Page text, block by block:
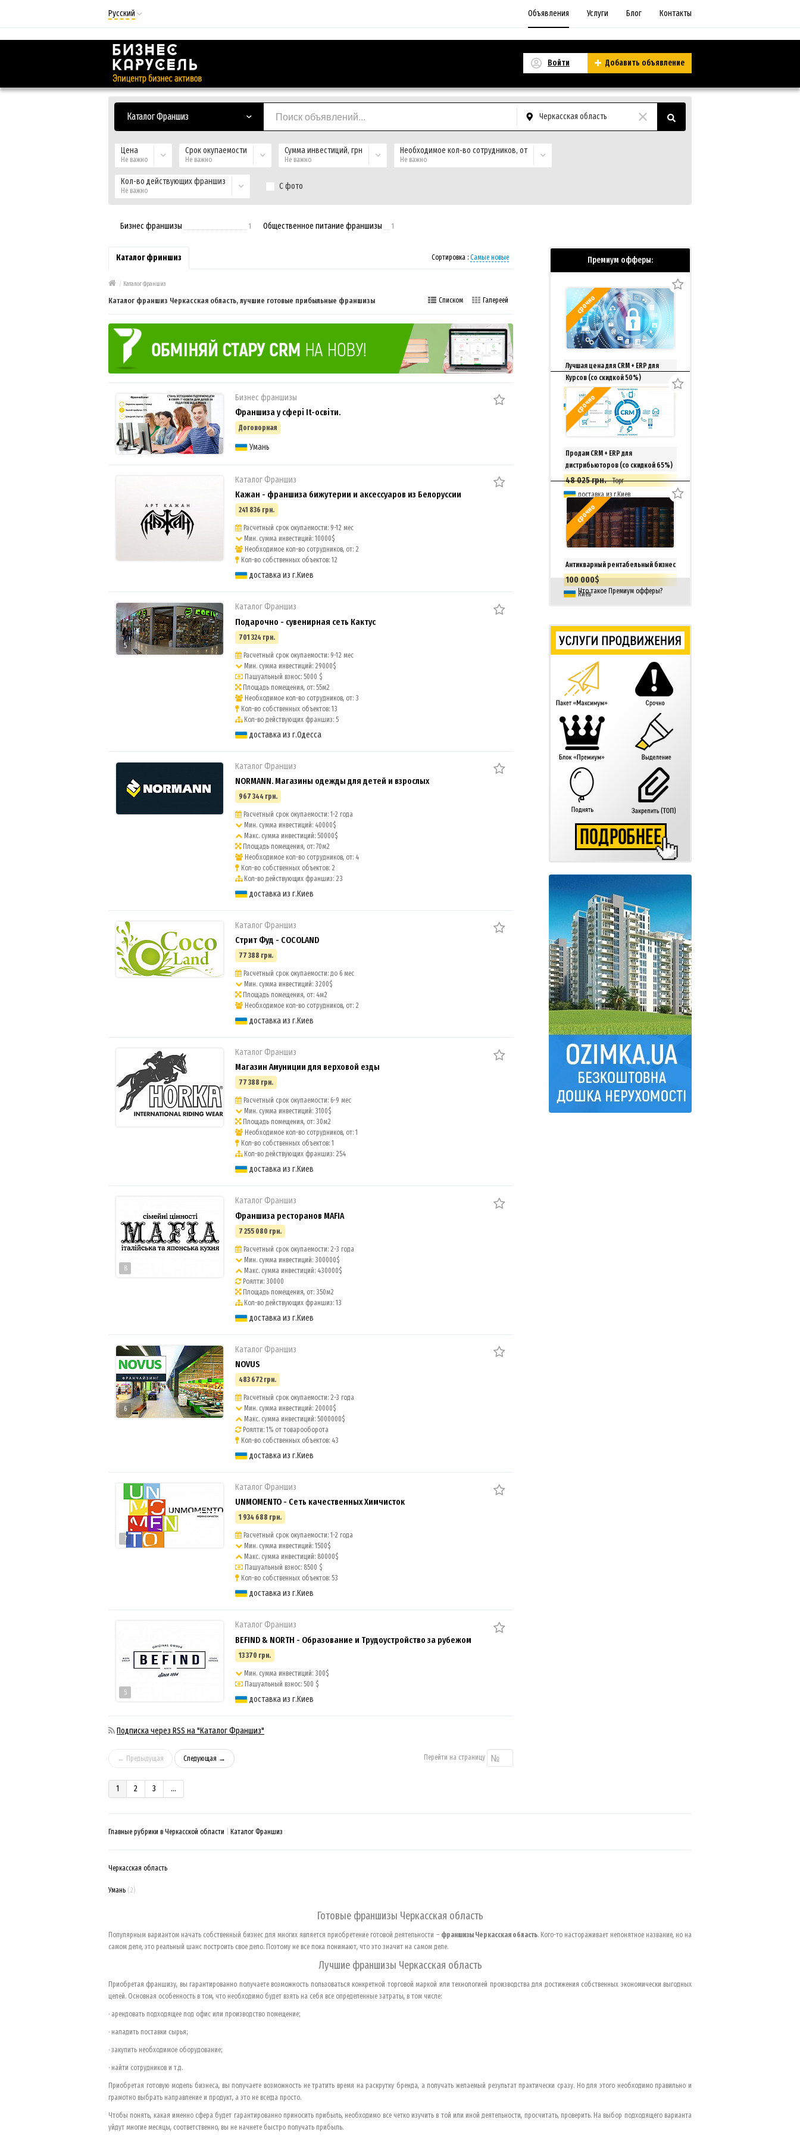
Русский
Русский
Українська
Объявления Услуги Блог Контакты
Войти Добавить объявление
Каталог Франшиз Черкасская область
Цена
Не важно
Срок окупаемости
Не важно
Сумма инвестиций, грн
Не важно
Необходимое кол-во сотрудников, от
Не важно
Кол-во действующих франшиз
Не важно С фото
Бизнес франшизы 1 Общественное питание франшизы 1
Каталог фриншиз Сортировка : Самые новые
/ Каталог Франшиз
Каталог франшиз Черкасская область, лучшие готовые прибыльные франшизы Списком Галереей
5
Бизнес франшизы
Франшиза у сфері It-освіти.
Договорная
Умань
Каталог Франшиз
Кажан - франшиза бижутерии и аксессуаров из Белоруссии
241 836 грн.
Расчетный срок окупаемости: 9-12 мес
Мин. сумма инвестиций: 10000$
Необходимое кол-во сотрудников, от: 2
Кол-во собственных объектов: 12
доставка из г.Киев
5
Каталог Франшиз
Подарочно - сувенирная сеть Кактус
701 324 грн.
Расчетный срок окупаемости: 9-12 мес
Мин. сумма инвестиций: 29000$
Пашуальный взнос: 5000 $
Площадь помещения, от: 55м2
Необходимое кол-во сотрудников, от: 3
Кол-во собственных объектов: 13
Кол-во действующих франшиз: 5
доставка из г.Одесса
Каталог Франшиз
NORMANN. Магазины одежды для детей и взрослых
967 344 грн.
Расчетный срок окупаемости: 1-2 года
Мин. сумма инвестиций: 40000$
Макс. сумма инвестиций: 50000$
Площадь помещения, от: 70м2
Необходимое кол-во сотрудников, от: 4
Кол-во собственных объектов: 2
Кол-во действующих франшиз: 23
доставка из г.Киев
Каталог Франшиз
Стрит Фуд - COCOLAND
77 388 грн.
Расчетный срок окупаемости: до 6 мес
Мин. сумма инвестиций: 3200$
Площадь помещения, от: 4м2
Необходимое кол-во сотрудников, от: 2
доставка из г.Киев
Каталог Франшиз
Магазин Амуниции для верховой езды
77 388 грн.
Расчетный срок окупаемости: 6-9 мес
Мин. сумма инвестиций: 3100$
Площадь помещения, от: 30м2
Необходимое кол-во сотрудников, от: 1
Кол-во собственных объектов: 1
Кол-во действующих франшиз: 254
доставка из г.Киев
8
Каталог Франшиз
Франшиза ресторанов MAFIA
7 255 080 грн.
Расчетный срок окупаемости: 2-3 года
Мин. сумма инвестиций: 300000$
Макс. сумма инвестиций: 430000$
Роялти: 30000
Площадь помещения, от: 350м2
Кол-во действующих франшиз: 13
доставка из г.Киев
6
Каталог Франшиз
NOVUS
483 672 грн.
Расчетный срок окупаемости: 2-3 года
Мин. сумма инвестиций: 20000$
Макс. сумма инвестиций: 5000000$
Роялти: 1% от товарооборота
Кол-во собственных объектов: 43
доставка из г.Киев
7
Каталог Франшиз
UNMOMENTO - Сеть качественных Химчисток
1 934 688 грн.
Расчетный срок окупаемости: 1-2 года
Мин. сумма инвестиций: 1500$
Макс. сумма инвестиций: 80000$
Пашуальный взнос: 8500 $
Кол-во собственных объектов: 53
доставка из г.Киев
5
Каталог Франшиз
BEFIND & NORTH - Образование и Трудоустройство за рубежом
13 370 грн.
Мин. сумма инвестиций: 300$
Пашуальный взнос: 500 $
доставка из г.Киев
Подписка через RSS на "Каталог Франшиз"
← Предыдущая Следующая → Перейти на страницу
1 2 3 ...
Премиум офферы:
срочно
Лучшая цена для CRM + ERP для
Курсов (со скидкой 50%)
33 150 грн.
Торг
доставка из г.Киев
срочно
Продам CRM + ERP для
дистрибьюторов (со скидкой 65%)
48 025 грн.
Торг
доставка из г.Киев
срочно
Антикварный рентабельный бизнес
100 000$
Киев
Что такое Премиум офферы?
Главные рубрики в Черкасской области Каталог Франшиз
Черкасская область
Умань (2)
Готовые франшизы Черкасская область
Популярным вариантом начать собственный бизнес для многих является приобретение готовой деятельности – франшизы Черкасская область. Кого-то настораживает непонятное название, но на
самом деле, это реальный шанс построить свое дело. Поэтому не все пока понимают, что это значит на самом деле.
Лучшие франшизы Черкасская область
Приобретая франшизу, вы гарантированно получаете возможность пользоваться конкретной торговой маркой или технологией производства для достижения собственных экономически выгодных
целей. Основная особенность в том, что необходимо будет взять на себя все определенные затраты, в том числе:
· арендовать подходящее под офис или производство помещение;
· наладить поставки сырья;
· закупить необходимое оборудование;
· найти сотрудников и т.д.
Приобретая готовую модель бизнеса, вы получаете возможность не тратить время на раскрутку бренда, а получать желаемый результат практически сразу. Но для этого необходимо правильно и
грамотно выбрать направление и продукт, а это не всегда просто.
Чтобы понять, какая именно сфера будет гарантированно приносить прибыль, необходимо все четко изучить в той или иной деятельности, просчитать, проверить. На выбор подходящего варианта
уйдут многие месяцы, соответственно, вы не начнете быстро получать прибыль.